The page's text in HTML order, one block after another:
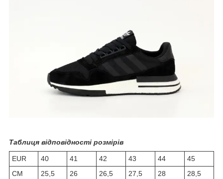
Таблиця відповідності розмірів
EUR 40 41 42 43 44
45
СМ
25,5 26 26,5 27,5 28 28,5